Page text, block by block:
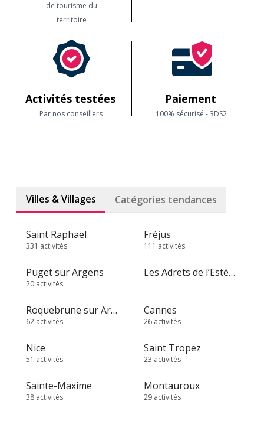
de tourisme du
territoire
Activités testées
Par nos conseillers
Paiement
100% sécurisé - 3DS2
Villes & Villages Catégories tendances
Saint Raphaël
331 activités
Fréjus
111 activités
Puget sur Argens
20 activités
Les Adrets de l’Estérel
Roquebrune sur Argens
62 activités
Cannes
26 activités
Nice
51 activités
Saint Tropez
23 activités
Sainte-Maxime
38 activités
Montauroux
29 activités